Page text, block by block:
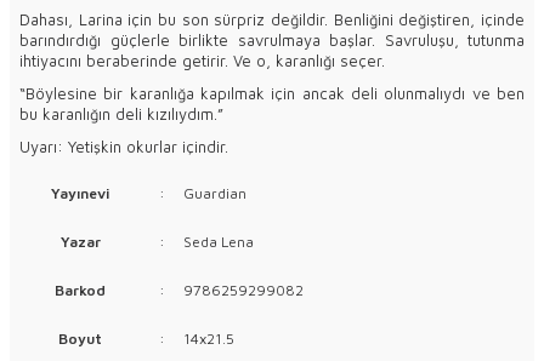
Dahası, Larina için bu son sürpriz değildir. Benliğini değiştiren, içinde
barındırdığı güçlerle birlikte savrulmaya başlar. Savruluşu, tutunma
ihtiyacını beraberinde getirir. Ve o, karanlığı seçer.
“Böylesine bir karanlığa kapılmak için ancak deli olunmalıydı ve ben
bu karanlığın deli kızılıydım.”
Uyarı: Yetişkin okurlar içindir.
Yayınevi : Guardian
Yazar : Seda Lena
Barkod : 9786259299082
Boyut : 14x21.5